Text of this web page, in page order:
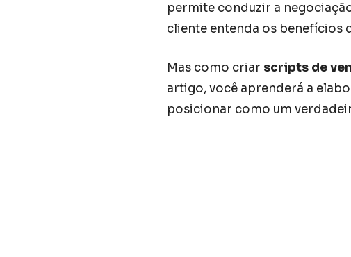
permite conduzir a
cliente entenda os benefícios
Mas como criar scripts de
artigo, você aprenderá a
posicionar como um